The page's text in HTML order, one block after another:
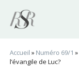
contenu
Accueil » Numéro 69/1 »
l’évangile de Luc?